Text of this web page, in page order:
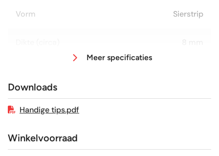
Vorm Sierstrip
Glans / Mat Glans
Meer specificaties
Downloads
Handige tips.pdf
Winkelvoorraad